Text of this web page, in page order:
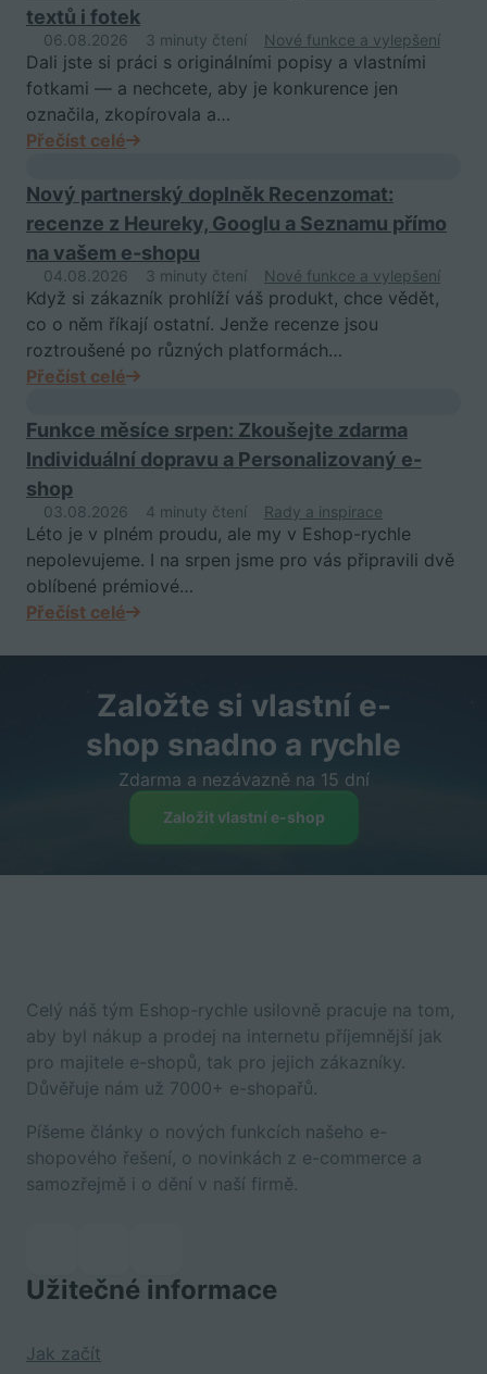
textů i fotek
06.08.2026 3 minuty čtení Nové funkce a vylepšení
Dali jste si práci s originálními popisy a vlastními
fotkami — a nechcete, aby je konkurence jen
označila, zkopírovala a…
Přečíst celé
Nový partnerský doplněk Recenzomat:
recenze z Heureky, Googlu a Seznamu přímo
na vašem e-shopu
04.08.2026 3 minuty čtení Nové funkce a vylepšení
Když si zákazník prohlíží váš produkt, chce vědět,
co o něm říkají ostatní. Jenže recenze jsou
roztroušené po různých platformách…
Přečíst celé
Funkce měsíce srpen: Zkoušejte zdarma
Individuální dopravu a Personalizovaný e-
shop
03.08.2026 4 minuty čtení Rady a inspirace
Léto je v plném proudu, ale my v Eshop-rychle
nepolevujeme. I na srpen jsme pro vás připravili dvě
oblíbené prémiové…
Přečíst celé
Založte si vlastní e-
shop snadno a rychle
Zdarma a nezávazně na 15 dní
Založit vlastní e-shop
Celý náš tým Eshop-rychle usilovně pracuje na tom,
aby byl nákup a prodej na internetu příjemnější jak
pro majitele e-shopů, tak pro jejich zákazníky.
Důvěřuje nám už 7000+ e-shopařů.
Píšeme články o nových funkcích našeho e-
shopového řešení, o novinkách z e-commerce a
samozřejmě i o dění v naší firmě.
Užitečné informace
Jak začít